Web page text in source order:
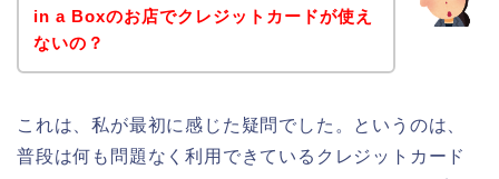
in a Boxのお店でクレジットカードが使え
ないの？
これは、私が最初に感じた疑問でした。というのは、
普段は何も問題なく利用できているクレジットカード